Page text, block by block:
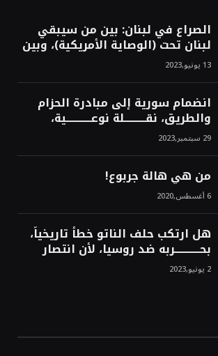
الصراع في لبنان: بين من سيبقي
لبنان تحت (الوصاية الأمريكية)، وبين
من سيخرج لبنان من النفق الغربي!
محمد محسن13 يونيو,2023
انضمام سورية إلى مبادرة الحزام
والطريق، نقــــــــــلة نوعــــــــــــية،
استراتيجية، تاريخية، نهائية، نحو
الشرق!محمد محسن29 سبتمبر,2023
من هي هالة جربوع!
6 أغسطس,2020
هل ارتكب حلف الناتو خطأً تاريخياً،
بحــــــــــــربه ضد روسيا، لأن انتصار
روسيا الحتمي، سيفتت الناتو!محمد
محسن 2 يونيو,2023